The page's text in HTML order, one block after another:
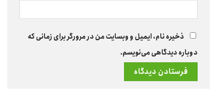
ذخیره نام، ایمیل و وبسایت من در مرورگر برای زمانی که
دوباره دیدگاهی می‌نویسم.